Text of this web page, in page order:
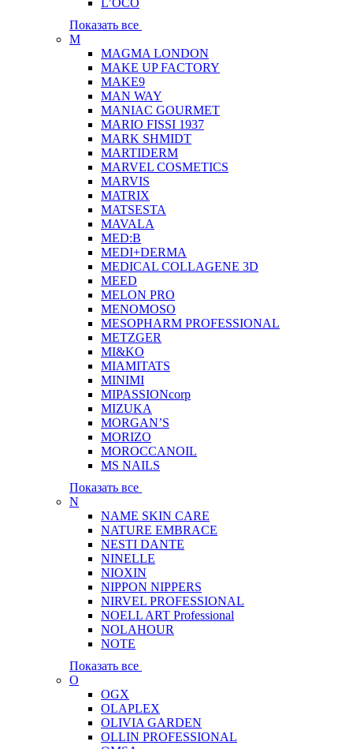
L’OCO
Показать все
M
MAGMA LONDON
MAKE UP FACTORY
MAKE9
MAN WAY
MANIAC GOURMET
MARIO FISSI 1937
MARK SHMIDT
MARTIDERM
MARVEL COSMETICS
MARVIS
MATRIX
MATSESTA
MAVALA
MED:B
MEDI+DERMA
MEDICAL COLLAGENE 3D
MEED
MELON PRO
MENOMOSO
MESOPHARM PROFESSIONAL
METZGER
MI&KO
MIAMITATS
MINIMI
MIPASSIONcorp
MIZUKA
MORGAN’S
MORIZO
MOROCCANOIL
MS NAILS
Показать все
N
NAME SKIN CARE
NATURE EMBRACE
NESTI DANTE
NINELLE
NIOXIN
NIPPON NIPPERS
NIRVEL PROFESSIONAL
NOELL ART Professional
NOLAHOUR
NOTE
Показать все
O
OGX
OLAPLEX
OLIVIA GARDEN
OLLIN PROFESSIONAL